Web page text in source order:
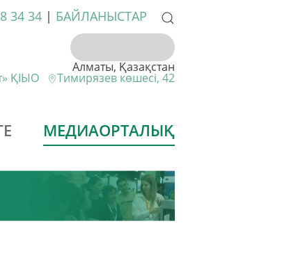
34 34 | БАЙЛАНЫСТАР
Алматы, Қазақстан
ҚІЫО Тимирязев көшесі, 42
МЕДИАОРТАЛЫҚ